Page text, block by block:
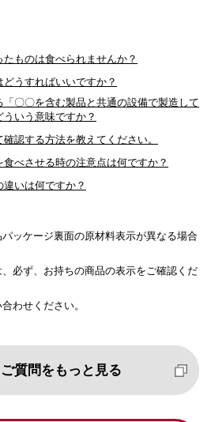
ものは食べられませんか？
うすればいいですか？
〇〇を含む製品と共通の設備で製造して
いう意味ですか？
認する方法を教えてください。
べさせる時の注意点は何ですか？
いは何ですか？
ッケージ裏面の原材料表示が異なる場合
必ず、お持ちの商品の表示をご確認くだ
わせください。
質問をもっと見る